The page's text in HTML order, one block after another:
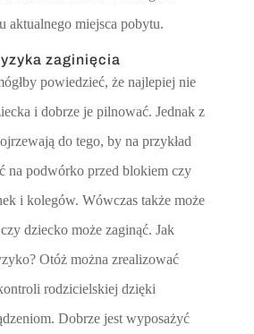
aktualnego miejsca pobytu.
zaginięcia
powiedzieć, że najlepiej nie
i dobrze je pilnować. Jednak z
do tego, by na przykład
na podwórko przed blokiem czy
i kolegów. Wówczas także może
dziecko może zaginąć. Jak
Otóż można zrealizować
rodzicielskiej dzięki
Dobrze jest wyposażyć